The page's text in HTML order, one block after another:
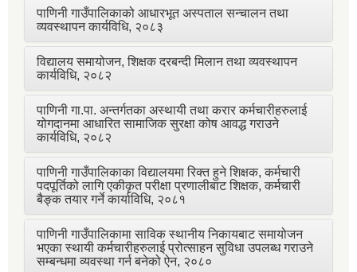
पाणिनी गाउँपालिकाको आधारभूत अस्पताल सन्चालन तथा
व्यवस्थापन कार्यविधि, २०८३
विद्यालय समायोजन, शिक्षक दरबन्दी मिलान तथा व्यवस्थापन
कार्यविधि, २०८२
पाणिनी गा.पा. अन्तर्गतका अस्थायी तथा करार कर्मचारीहरुलाई
योगदानमा आधारित सामाजिक सुरक्षा कोष आवद्ध गराउने
कार्यविधि, २०८२
पाणिनी गाउँपालिकाका विद्यालयमा रिक्त हुने शिक्षक, कर्मचारी
पदपूर्तिको लागि एकीकृत परीक्षा प्रणालीबाट शिक्षक, कर्मचारी
बैङ्क तयार गर्ने कार्याविधि, २०८१
पाणिनी गाउँपालिकामा साविक स्थानीय निकायबाट समायोजन
भएका स्थायी कर्मचारीहरुलाई प्रोत्साहन सुविधा उपलब्ध गराउने
सम्बन्धमा व्यवस्था गर्न बनेको ऐन, २०८०